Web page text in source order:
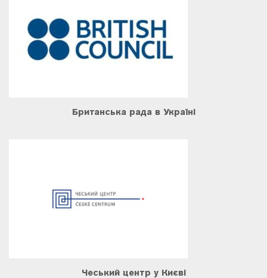
Британська рада в Україні
Чеський центр у Києві